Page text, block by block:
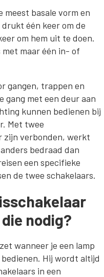
meest basale vorm en
één keer om de
om hem uit te doen.
maar één in- of
gangen, trappen en
gang met een deur aan
kunnen bedienen bij
Met twee
zijn verbonden, werkt
bedraad dan
een specifieke
de twee schakelaars.
nodig?
wanneer je een lamp
Hij wordt altijd
in een